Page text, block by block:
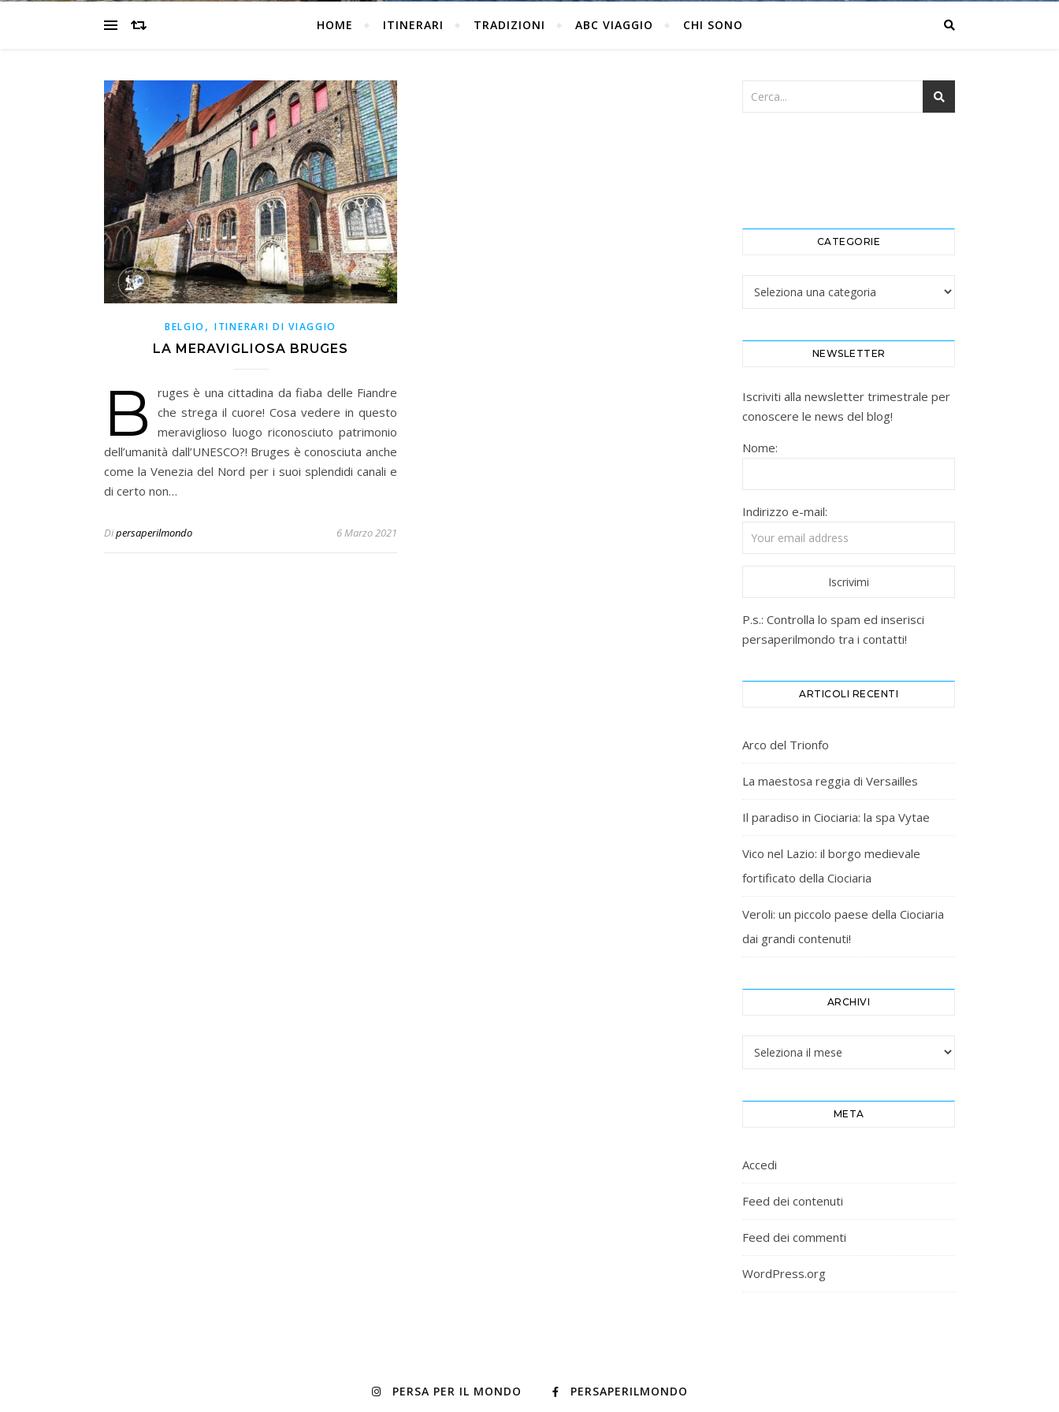
HOME ITINERARI TRADIZIONI ABC VIAGGIO CHI SONO
BELGIO ,ITINERARI DI VIAGGIO
LA MERAVIGLIOSA BRUGES
B
ruges è una cittadina da fiaba delle Fiandre
che strega il cuore! Cosa vedere in questo
meraviglioso luogo riconosciuto patrimonio
dell’umanità dall’UNESCO?! Bruges è conosciuta anche
come la Venezia del Nord per i suoi splendidi canali e
di certo non…
Dipersaperilmondo 6 Marzo 2021
CATEGORIE
Categorie
NEWSLETTER
Iscriviti alla newsletter trimestrale per
conoscere le news del blog!
Nome:
Indirizzo e-mail:
P.s.: Controlla lo spam ed inserisci
persaperilmondo tra i contatti!
ARTICOLI RECENTI
Arco del Trionfo
La maestosa reggia di Versailles
Il paradiso in Ciociaria: la spa Vytae
Vico nel Lazio: il borgo medievale
fortificato della Ciociaria
Veroli: un piccolo paese della Ciociaria
dai grandi contenuti!
ARCHIVI
Archivi
META
Accedi
Feed dei contenuti
Feed dei commenti
WordPress.org
PERSA PER IL MONDO PERSAPERILMONDO